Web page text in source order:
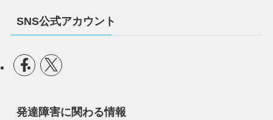
SNS公式アカウント
発達障害に関わる情報